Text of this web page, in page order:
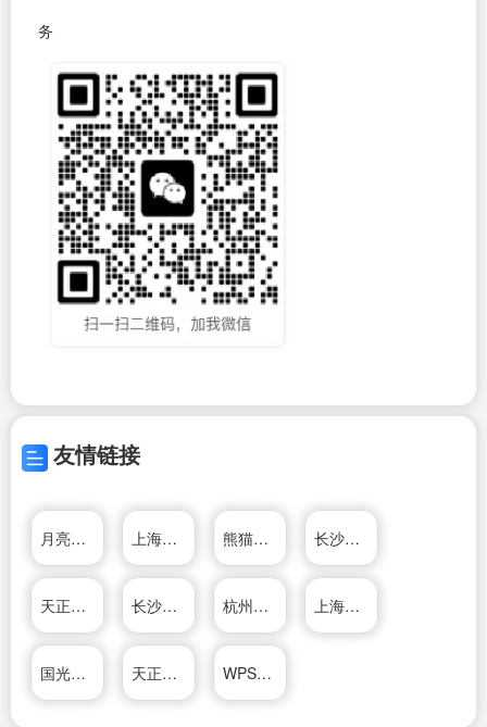
务
友情链接
月亮湾装修公司 上海天逸电器股份有限公司 熊猫办公 长沙乐尚装修公司
天正公司 长沙乐尚装修公司 杭州松井电器有限公司 上海天逸电器股份有限公司
国光电器股份有限公司 天正公司 WPS轻办公